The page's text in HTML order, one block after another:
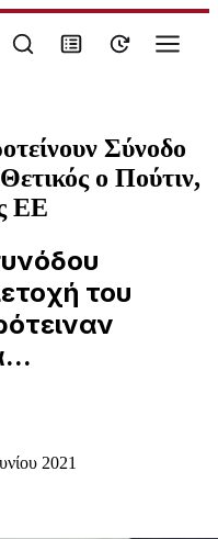
Σύνοδο
ο Πούτιν,
ΕΕ
του
2021